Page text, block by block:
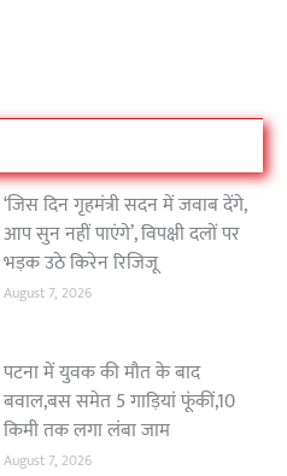
‘जिस दिन गृहमंत्री सदन में जवाब देंगे,
आप सुन नहीं पाएंगे’, विपक्षी दलों पर
भड़क उठे किरेन रिजिजू
August 7, 2026
पटना में युवक की मौत के बाद
बवाल,बस समेत 5 गाड़ियां फूंकीं,10
किमी तक लगा लंबा जाम
August 7, 2026